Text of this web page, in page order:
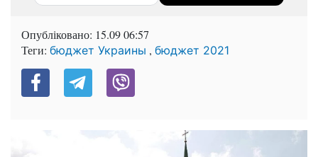
Опубліковано: 15.09 06:57
Теги: бюджет Украины , бюджет 2021